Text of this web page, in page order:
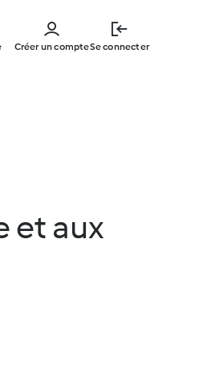
main
Créer un compteSe connecter
et aux